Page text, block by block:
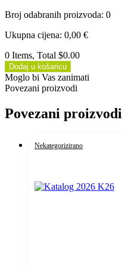
Broj odabranih proizvoda: 0
Ukupna cijena: 0,00 €
0 Items, Total $0.00
Dodaj u košaricu
Moglo bi Vas zanimati
Povezani proizvodi
Povezani proizvodi
Nekategorizirano